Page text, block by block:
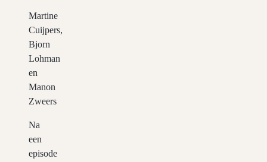
Martine
Cuijpers,
Bjorn
Lohman
en
Manon
Zweers
Na
een
episode